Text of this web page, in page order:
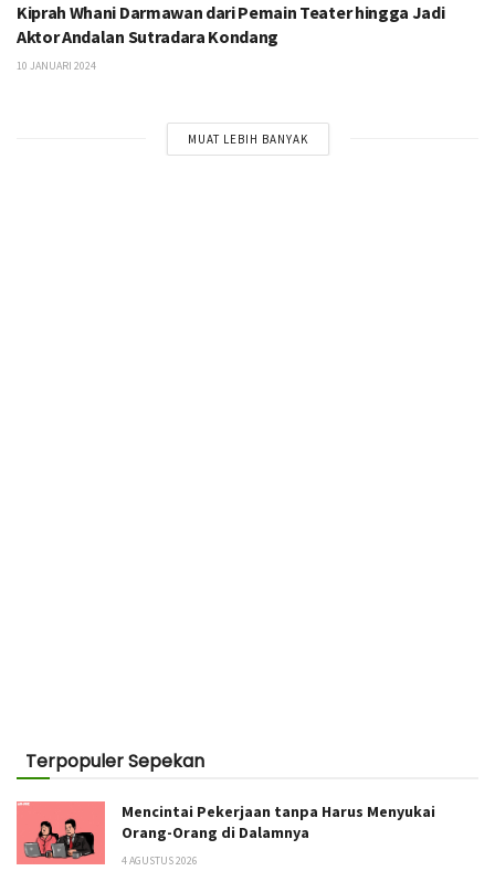
Kiprah Whani Darmawan dari Pemain Teater hingga Jadi
Aktor Andalan Sutradara Kondang
10 JANUARI 2024
MUAT LEBIH BANYAK
Terpopuler Sepekan
Mencintai Pekerjaan tanpa Harus Menyukai
Orang-Orang di Dalamnya
4 AGUSTUS 2026